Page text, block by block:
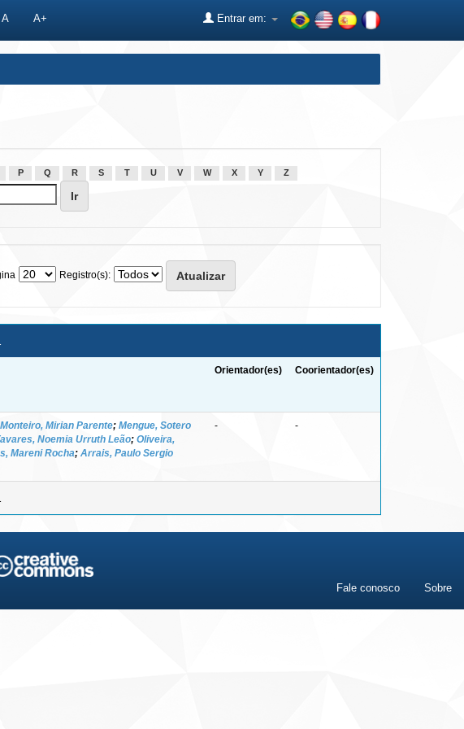
A A+ Entrar em:
P Q R S T U V W X Y Z
Registro(s):
Orientador(es) Coorientador(es)
Monteiro, Mirian Parente; Mengue, Sotero
Noemia Urruth Leão; Oliveira,
Mareni Rocha; Arrais, Paulo Sergio
- -
Fale conosco Sobre